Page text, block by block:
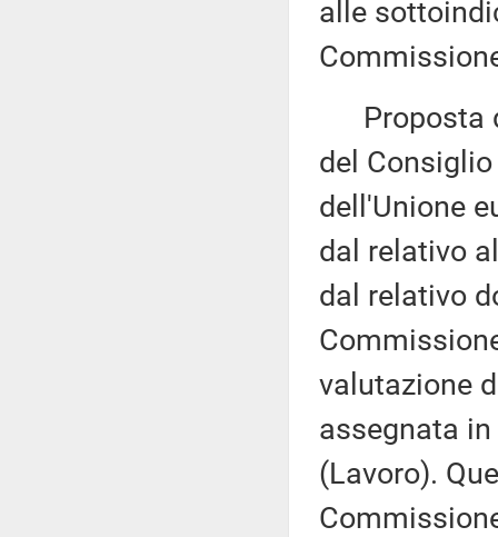
alle
Proposta
del
dell'Unione
dal relativo
dal relativo
valutazione
assegnata
(Lavoro).